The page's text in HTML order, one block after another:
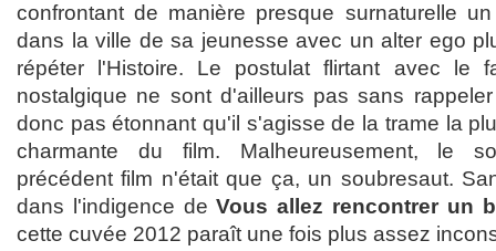
confrontant de manière presque surnaturelle
dans la ville de sa jeunesse avec un alter ego
répéter l'Histoire. Le postulat flirtant avec le
nostalgique ne sont d'ailleurs pas sans
donc pas étonnant qu'il s'agisse de la trame la
charmante du film. Malheureusement, le
précédent film n'était que ça, un soubresaut.
dans l'indigence deVous allez rencontrer un
cette cuvée 2012 paraît une fois plus assez